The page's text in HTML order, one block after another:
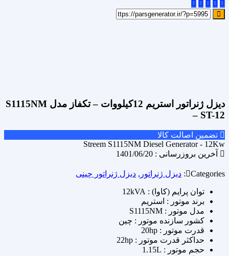
دیزل ژنراتور استریم 12کیلووات – تکفاز مدل S1115NM
– ST-12
تضمین اصالت کالا
Streem S1115NM Diesel Generator - 12Kw
آخرین بروزرسانی : 1401/06/20
Categories: دیزل ژنراتور , دیزل ژنراتور چینی
توان پرایم (کاوا) : 12kVA
برند موتور : استریم
مدل موتور : S1115NM
کشور سازنده موتور : چین
قدرت موتور : 20hp
حداکثر قدرت موتور : 22hp
حجم موتور : 1.15L